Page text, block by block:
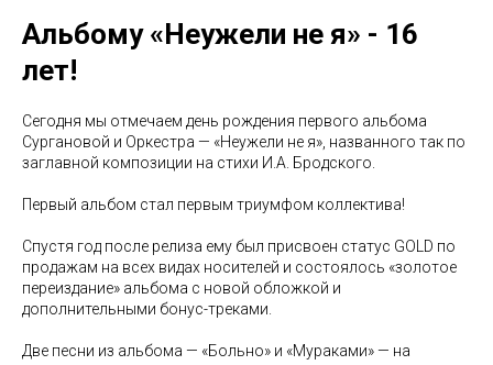
Альбому «Неужели не я» - 16
лет!
Сегодня мы отмечаем день рождения первого альбома
Сургановой и Оркестра — «Неужели не я», названного так по
заглавной композиции на стихи И.А. Бродского.
Первый альбом стал первым триумфом коллектива!
Спустя год после релиза ему был присвоен статус GOLD по
продажам на всех видах носителей и состоялось «золотое
переиздание» альбома с новой обложкой и
дополнительными бонус-треками.
Две песни из альбома — «Больно» и «Мураками» — на